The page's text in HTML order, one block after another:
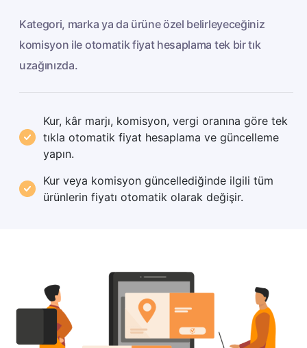
Kategori, marka ya da ürüne özel belirleyeceğiniz
komisyon ile otomatik fiyat hesaplama tek bir tık
uzağınızda.
Kur, kâr marjı, komisyon, vergi oranına göre tek
tıkla otomatik fiyat hesaplama ve güncelleme
yapın.
Kur veya komisyon güncellediğinde ilgili tüm
ürünlerin fiyatı otomatik olarak değişir.